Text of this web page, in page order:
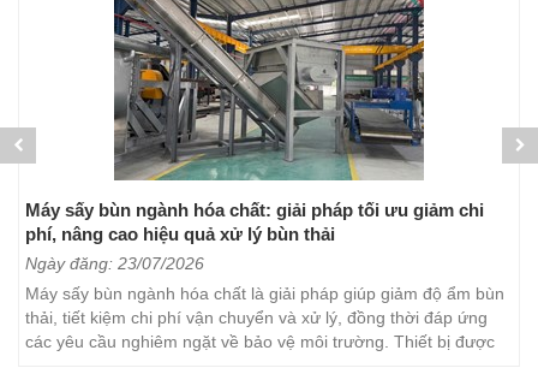
Bùn ép khô - Tiết kiệm chi phí xử lý với máy ép khung
Dotapha
Ngày đăng: 02/07/2026
Bùn ép khô là giải pháp giúp doanh nghiệp giảm đáng kể chi
phí xử lý bùn thải nhờ tối ưu quá trình tách nước. Với máy ép
khung bản Dotapha, bùn sau ép đạt độ khô cao, thuận tiện cho